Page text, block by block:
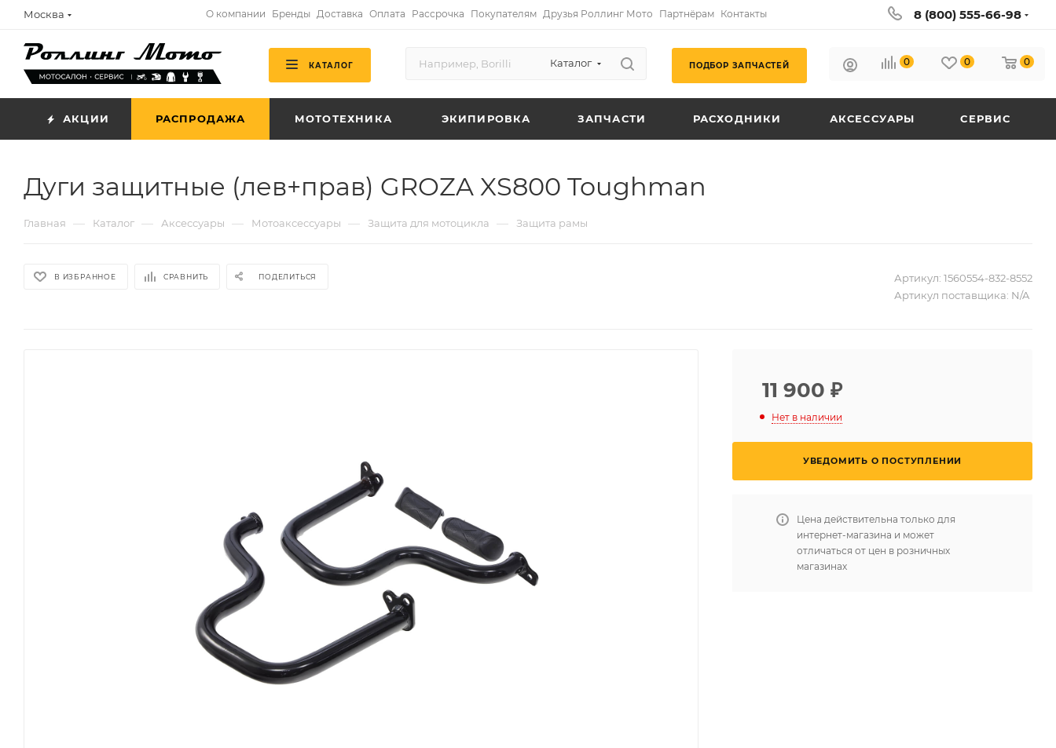
Москва О компании Бренды Доставка Оплата Рассрочка Покупателям Друзья Роллинг Мото Партнёрам Контакты 8 (800) 555-66-98
КАТАЛОГ Каталог ПОДБОР ЗАПЧАСТЕЙ 0 0 0
АКЦИИ РАСПРОДАЖА МОТОТЕХНИКА ЭКИПИРОВКА ЗАПЧАСТИ РАСХОДНИКИ АКСЕССУАРЫ СЕРВИС
Дуги защитные (лев+прав) GROZA XS800 Toughman
Главная — Каталог — Аксессуары — Мотоаксессуары — Защита для мотоцикла — Защита рамы
В ИЗБРАННОЕ СРАВНИТЬ ПОДЕЛИТЬСЯ Артикул: 1560554-832-8552
Артикул поставщика: N/A
11 900 ₽
Нет в наличии
УВЕДОМИТЬ О ПОСТУПЛЕНИИ
Цена действительна только для
интернет-магазина и может
отличаться от цен в розничных
магазинах